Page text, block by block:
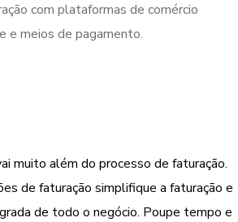
com plataformas de comércio
e meios de pagamento.
muito além do processo de faturação.
de faturação simplifique a faturação e
de todo o negócio. Poupe tempo e